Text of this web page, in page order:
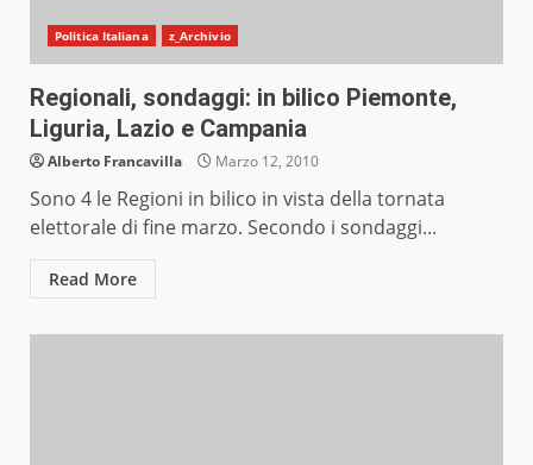
Politica Italiana z_Archivio
Regionali, sondaggi: in bilico Piemonte,
Liguria, Lazio e Campania
Alberto Francavilla Marzo 12, 2010
Sono 4 le Regioni in bilico in vista della tornata
elettorale di fine marzo. Secondo i sondaggi...
Read More